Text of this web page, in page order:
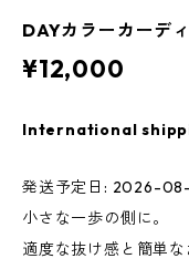
DAYカラーカーデ
¥12,000
International
発送予定日: 2026-
小さな一歩の側に。
適度な抜け感と簡単